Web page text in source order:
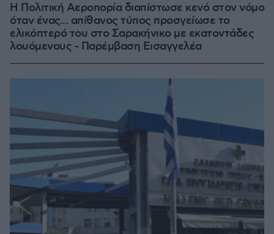
Η Πολιτική Αεροπορία διαπίστωσε κενό στον νόμο
όταν ένας... απίθανος τύπος προσγείωσε το
ελικόπτερό του στο Σαρακήνικο με εκατοντάδες
λουόμενους - Παρέμβαση Εισαγγελέα